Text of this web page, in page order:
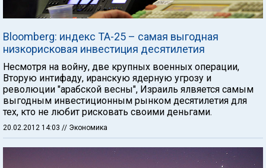
Bloomberg: индекс ТА-25 – самая выгодная
низкорисковая инвестиция десятилетия
Несмотря на войну, две крупных военных операции,
Вторую интифаду, иранскую ядерную угрозу и
революции "арабской весны", Израиль ялвяется самым
выгодным инвестиционным рынком десятилетия для
тех, кто не любит рисковать своими деньгами.
20.02.2012 14:03 // Экономика